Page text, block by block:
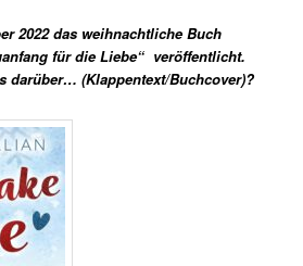
2022 das weihnachtliche Buch
für die Liebe“ veröffentlicht.
darüber… (Klappentext/Buchcover)?